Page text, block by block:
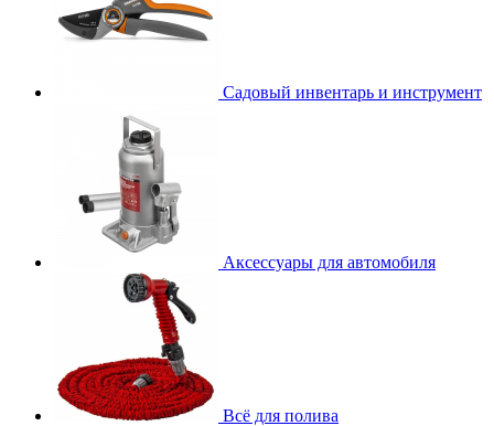
Садовый инвентарь и инструмент
Аксессуары для автомобиля
Всё для полива